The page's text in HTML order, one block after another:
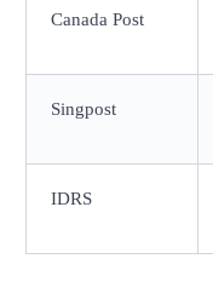
Canada Post
Singpost
IDRS